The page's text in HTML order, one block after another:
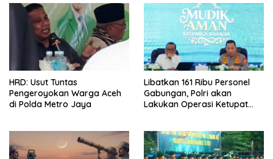
HRD: Usut Tuntas
Pengeroyokan Warga Aceh
di Polda Metro Jaya
Libatkan 161 Ribu Personel
Gabungan, Polri akan
Lakukan Operasi Ketupat